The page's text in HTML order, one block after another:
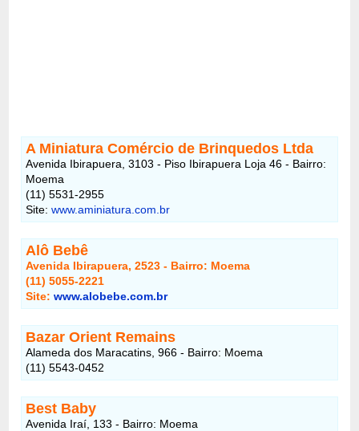
A Miniatura Comércio de Brinquedos Ltda
Avenida Ibirapuera, 3103 - Piso Ibirapuera Loja 46 - Bairro:
Moema
(11) 5531-2955
Site:www.aminiatura.com.br
Alô Bebê
Avenida Ibirapuera, 2523 - Bairro: Moema
(11) 5055-2221
Site:www.alobebe.com.br
Bazar Orient Remains
Alameda dos Maracatins, 966 - Bairro: Moema
(11) 5543-0452
Best Baby
Avenida Iraí, 133 - Bairro: Moema